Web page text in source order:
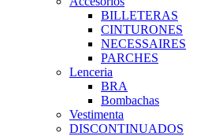
BILLETERAS
CINTURONES
NECESSAIRES
PARCHES
Lenceria
BRA
Bombachas
Vestimenta
DISCONTINUADOS